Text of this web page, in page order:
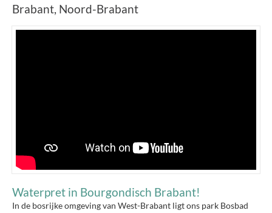
Brabant, Noord-Brabant
Waterpret in Bourgondisch Brabant!
In de bosrijke omgeving van West-Brabant ligt ons park Bosbad